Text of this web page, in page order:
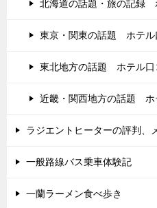
北海道の話題・旅の記録
東京・関東の話題 ホテル
東北地方の話題 ホテル口
近畿・関西地方の話題 ホ
ラジエントヒーターの評判、
一般路線バス乗車体験記
一蘭ラーメン食べ歩き